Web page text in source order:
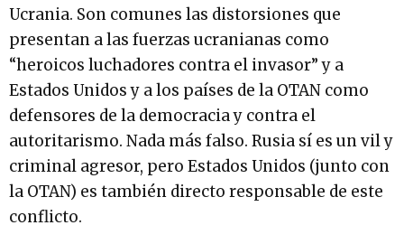
Ucrania. Son comunes las distorsiones que
presentan a las fuerzas ucranianas como
“heroicos luchadores contra el invasor” y a
Estados Unidos y a los países de la OTAN como
defensores de la democracia y contra el
autoritarismo. Nada más falso. Rusia sí es un vil y
criminal agresor, pero Estados Unidos (junto con
la OTAN) es también directo responsable de este
conflicto.